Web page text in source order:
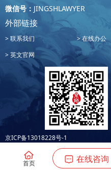
微信号： JINGSHLAWYER
外部链接
联系我们 在线办公
英文官网
京ICP备13018228号-1
首页 在线咨询